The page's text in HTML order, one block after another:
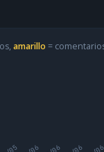
amarillo =